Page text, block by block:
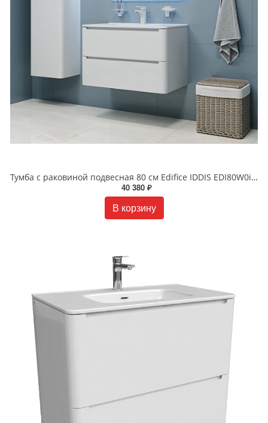
Тумба с раковиной подвесная 80 см Edifice IDDIS EDI80W0i95K белая
40 380 ₽
В корзину